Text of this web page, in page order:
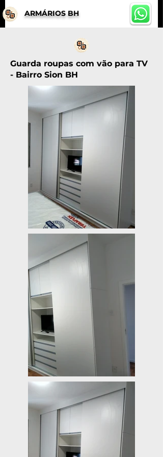
ARMÁRIOS BH
Guarda roupas com vão para TV
- Bairro Sion BH